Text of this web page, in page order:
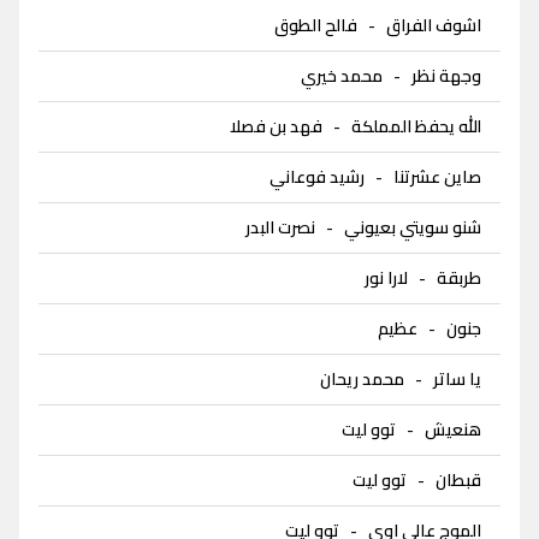
اشوف الفراق - فالح الطوق
وجهة نظر - محمد خيري
الله يحفظ المملكة - فهد بن فصلا
صاين عشرتنا - رشيد فوعاني
شنو سويتي بعيوني - نصرت البدر
طربقة - لارا نور
جنون - عظيم
يا ساتر - محمد ريحان
هنعيش - توو ليت
قبطان - توو ليت
الموج عالي اوي - توو ليت